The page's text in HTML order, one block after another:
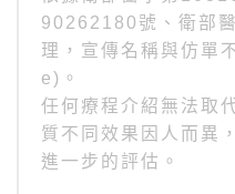
90262180號、衛部
理，宣傳名稱與仿單
e)。
任何療程介紹無法取
質不同效果因人而異
進一步的評估。